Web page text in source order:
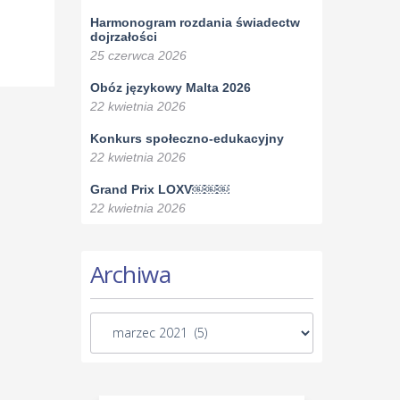
Harmonogram rozdania świadectw
dojrzałości
25 czerwca 2026
Obóz językowy Malta 2026
22 kwietnia 2026
Konkurs społeczno-edukacyjny
22 kwietnia 2026
Grand Prix LOXV￼￼￼
22 kwietnia 2026
Archiwa